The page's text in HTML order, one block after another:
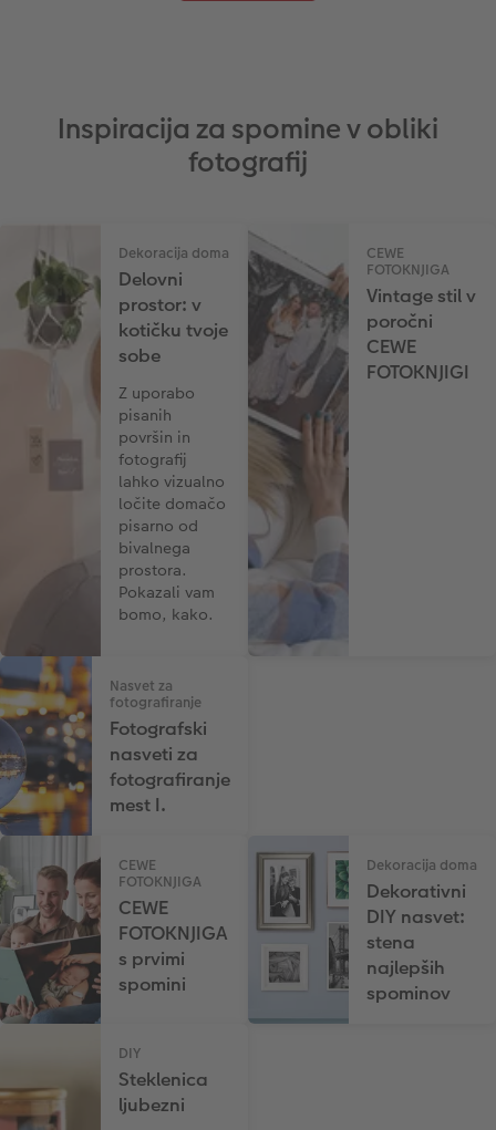
Inspiracija za spomine v obliki
fotografij
Dekoracija doma
Delovni
prostor: v
kotičku tvoje
sobe
Z uporabo
pisanih
površin in
fotografij
lahko vizualno
ločite domačo
pisarno od
bivalnega
prostora.
Pokazali vam
bomo, kako.
CEWE
FOTOKNJIGA
Vintage stil v
poročni
CEWE
FOTOKNJIGI
Nasvet za
fotografiranje
Fotografski
nasveti za
fotografiranje
mest I.
CEWE
FOTOKNJIGA
CEWE
FOTOKNJIGA
s prvimi
spomini
Dekoracija doma
Dekorativni
DIY nasvet:
stena
najlepših
spominov
DIY
Steklenica
ljubezni